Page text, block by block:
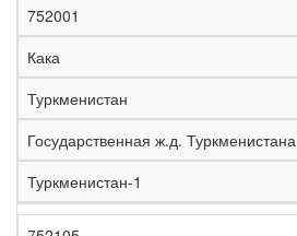
752001
Кака
Туркменистан
Государственная ж.д. Туркменистана
Туркменистан-1